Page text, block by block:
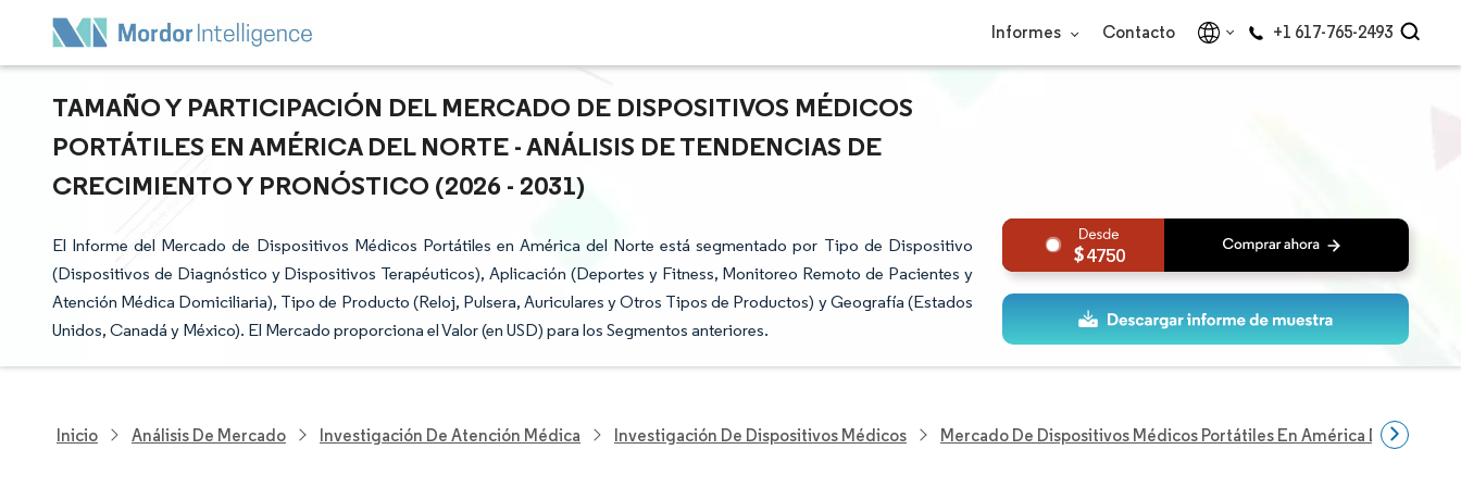
Informes Contacto +1 617-765-2493
TAMAÑO Y PARTICIPACIÓN DEL MERCADO DE DISPOSITIVOS MÉDICOS
PORTÁTILES EN AMÉRICA DEL NORTE - ANÁLISIS DE TENDENCIAS DE
CRECIMIENTO Y PRONÓSTICO (2026 - 2031)
El Informe del Mercado de Dispositivos Médicos Portátiles en América del Norte está segmentado por Tipo de Dispositivo
(Dispositivos de Diagnóstico y Dispositivos Terapéuticos), Aplicación (Deportes y Fitness, Monitoreo Remoto de Pacientes y
Atención Médica Domiciliaria), Tipo de Producto (Reloj, Pulsera, Auriculares y Otros Tipos de Productos) y Geografía (Estados
Unidos, Canadá y México). El Mercado proporciona el Valor (en USD) para los Segmentos anteriores.
4750
Inicio Análisis De Mercado Investigación De Atención Médica Investigación De Dispositivos Médicos Mercado De Dispositivos Médicos Portátiles En América Del Norte